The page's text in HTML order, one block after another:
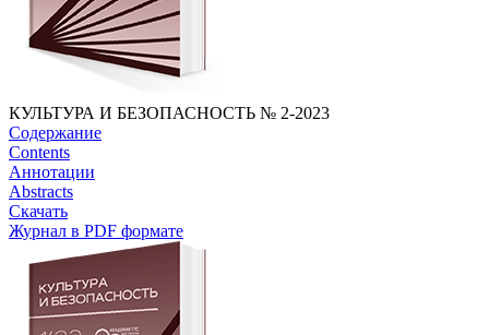
КУЛЬТУРА И БЕЗОПАСНОСТЬ № 2-2023
Содержание
Contents
Аннотации
Abstracts
Скачать
Журнал в PDF формате